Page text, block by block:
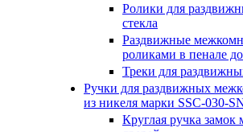
Ролики для
стекла
Раздвижные
роликами в пенале
Треки для
Ручки для раздвижных
из никеля марки SSC-030-
Круглая ручка